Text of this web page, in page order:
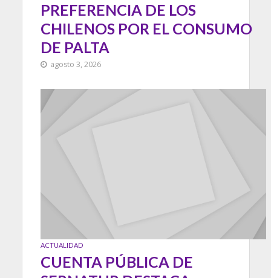
PREFERENCIA DE LOS
CHILENOS POR EL CONSUMO
DE PALTA
agosto 3, 2026
ACTUALIDAD
CUENTA PÚBLICA DE